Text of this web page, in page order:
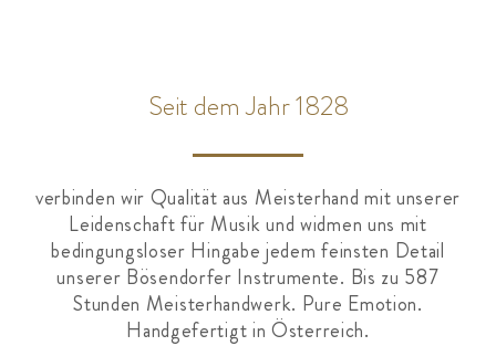
Seit dem Jahr 1828
verbinden wir Qualität aus Meisterhand mit unserer
Leidenschaft für Musik und widmen uns mit
bedingungsloser Hingabe jedem feinsten Detail
unserer Bösendorfer Instrumente. Bis zu 587
Stunden Meisterhandwerk. Pure Emotion.
Handgefertigt in Österreich.